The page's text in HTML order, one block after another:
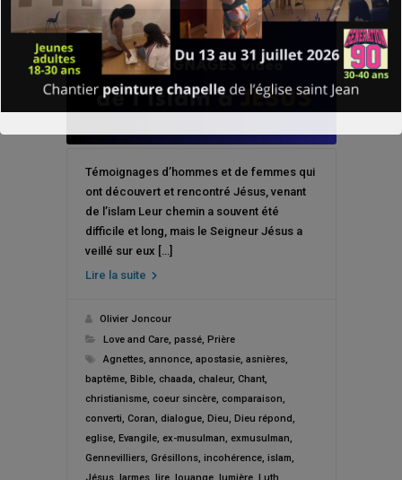
Témoignages d’hommes et de femmes qui
ont découvert et rencontré Jésus, venant
de l’islam Leur chemin a souvent été
difficile et long, mais le Seigneur Jésus a
veillé sur eux […]
Lire la suite
Olivier Joncour
Love and Care, passé, Prière
Agnettes, annonce, apostasie, asnières,
baptême, Bible, chaada chaleur, Chant,
christianisme, coeur sincère, comparaison
converti Coran dialogue, Dieu Dieu répond
eglise, Evangile, ex-musulman exmusulman
Gennevilliers, Grésillons, incohérence, islam
Jésus, larmes, lire, louange, lumière, Luth